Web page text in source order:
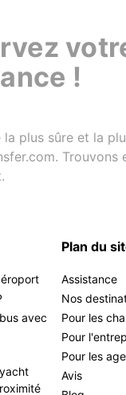
!
la plus sûre et la
avec
Plan du
Assistance
Nos
Pour les
Pour
Pour les
Avis